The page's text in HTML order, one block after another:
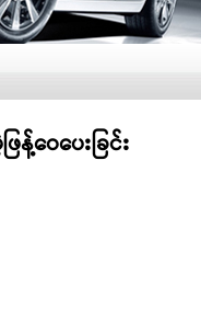
ဝေပေးခြင်း